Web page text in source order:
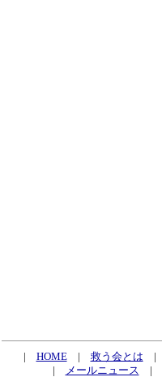
| HOME| 救う会とは |
|
メールニュース |